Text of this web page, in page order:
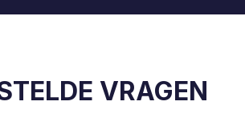
VRAGEN